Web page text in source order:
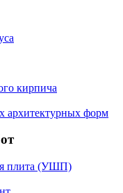
кирпича
архитектурных форм
плита (УШП)